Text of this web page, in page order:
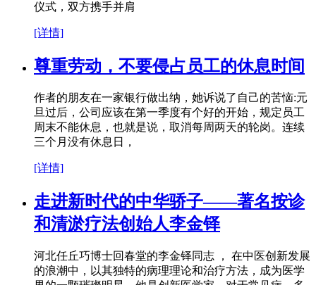
仪式，双方携手并肩
[详情]
尊重劳动，不要侵占员工的休息时间
作者的朋友在一家银行做出纳，她诉说了自己的苦恼:元
旦过后，公司应该在第一季度有个好的开始，规定员工
周末不能休息，也就是说，取消每周两天的轮岗。连续
三个月没有休息日，
[详情]
走进新时代的中华骄子——著名按诊
和清淤疗法创始人李金铎
河北任丘巧博士回春堂的李金铎同志 ， 在中医创新发展
的浪潮中，以其独特的病理理论和治疗方法，成为医学